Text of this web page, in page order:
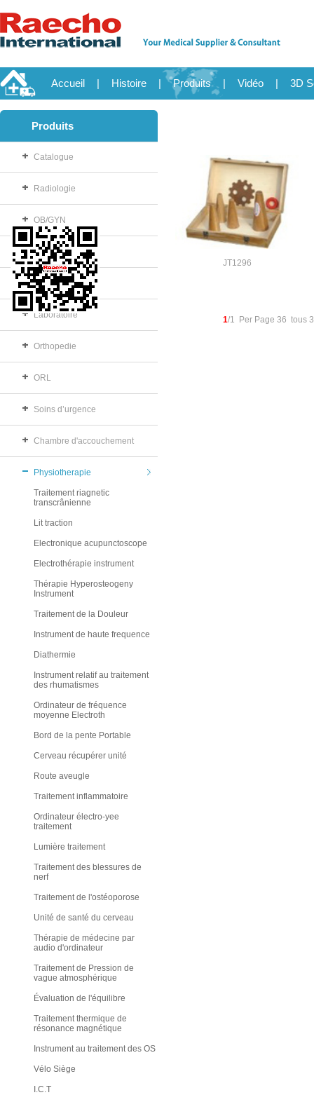
Accueil | Histoire | Produits | Vidéo | 3D
Produits
Catalogue
Radiologie
OB/GYN
Consommable
Salle d'opération
Laboratoire
Orthopedie
ORL
Soins d’urgence
Chambre d'accouchement
Physiotherapie
Traitement riagnetic
transcrânienne
Lit traction
Electronique acupunctoscope
Electrothérapie instrument
Thérapie Hyperosteogeny
Instrument
Traitement de la Douleur
Instrument de haute frequence
Diathermie
Instrument relatif au traitement
des rhumatismes
Ordinateur de fréquence
moyenne Electroth
Bord de la pente Portable
Cerveau récupérer unité
Route aveugle
Traitement inflammatoire
Ordinateur électro-yee
traitement
Lumière traitement
Traitement des blessures de
nerf
Traitement de l'ostéoporose
Unité de santé du cerveau
Thérapie de médecine par
audio d'ordinateur
Traitement de Pression de
vague atmosphérique
Évaluation de l'équilibre
Traitement thermique de
résonance magnétique
Instrument au traitement des OS
Vélo Siège
I.C.T
JT1296
1/1 Per Page 36 tous